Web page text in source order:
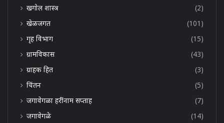
खगोल शास्त्र
(2)
खेळजगत
(101)
गृह विभाग
(15)
ग्रामविकास
(43)
ग्राहक हित
(3)
चिंतन
(5)
जगावेगळा हरींनाम सप्ताह
(7)
जगावेगळे
(14)